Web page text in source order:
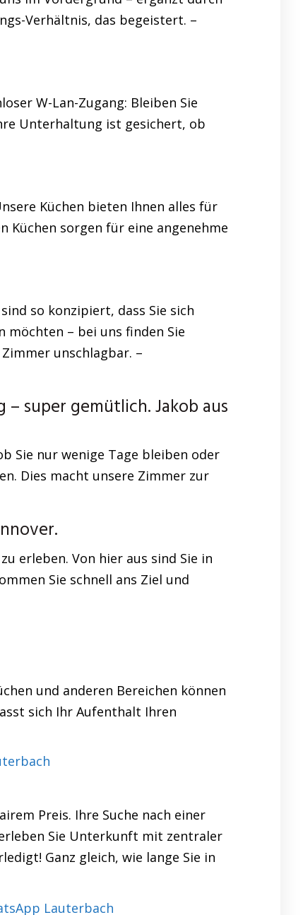
Verhältnis, das begeistert. –
W-Lan-Zugang: Bleiben Sie
Unterhaltung ist gesichert, ob
Küchen bieten Ihnen alles für
Küchen sorgen für eine angenehme
so konzipiert, dass Sie sich
möchten – bei uns finden Sie
unschlagbar. –
super gemütlich. Jakob aus
Sie nur wenige Tage bleiben oder
Dies macht unsere Zimmer zur
erleben. Von hier aus sind Sie in
Sie schnell ans Ziel und
und anderen Bereichen können
sich Ihr Aufenthalt Ihren
Preis. Ihre Suche nach einer
Sie Unterkunft mit zentraler
Ganz gleich, wie lange Sie in